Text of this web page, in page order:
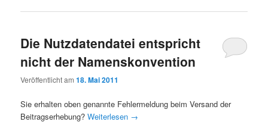
Die Nutzdatendatei entspricht
nicht der Namenskonvention
Veröffentlicht am18. Mai 2011
Sie erhalten oben genannte Fehlermeldung beim Versand der
Beitragserhebung?Weiterlesen →